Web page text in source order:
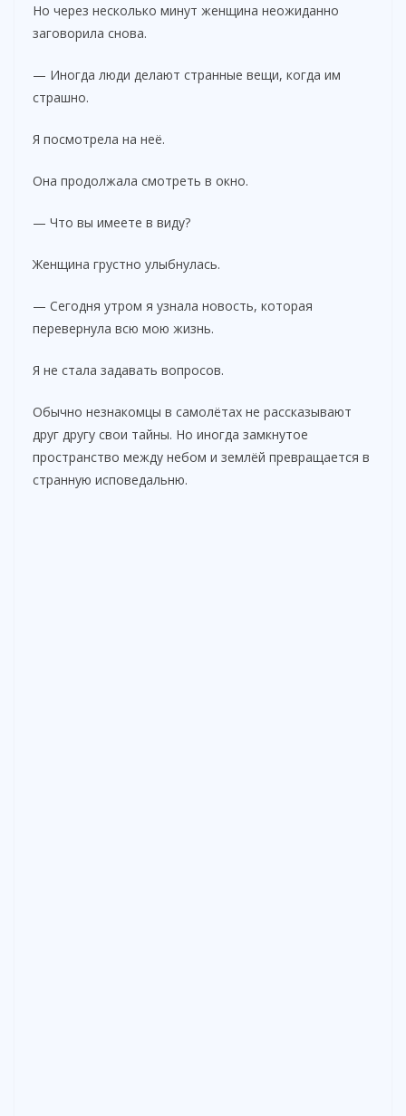
Но через несколько минут женщина неожиданно
заговорила снова.
— Иногда люди делают странные вещи, когда им
страшно.
Я посмотрела на неё.
Она продолжала смотреть в окно.
— Что вы имеете в виду?
Женщина грустно улыбнулась.
— Сегодня утром я узнала новость, которая
перевернула всю мою жизнь.
Я не стала задавать вопросов.
Обычно незнакомцы в самолётах не рассказывают
друг другу свои тайны. Но иногда замкнутое
пространство между небом и землёй превращается в
странную исповедальню.